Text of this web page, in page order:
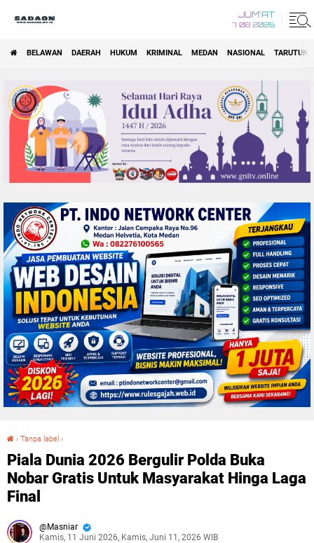
JUM'AT
7 08 2026
BELAWAN DAERAH HUKUM KRIMINAL MEDAN NASIONAL TARUTUNG
› Tanpa label ›
Piala Dunia 2026 Bergulir Polda Buka
Nobar Gratis Untuk Masyarakat Hinga Laga
Final
Masniar
Kamis, 11 Juni 2026, Kamis, Juni 11, 2026 WIB